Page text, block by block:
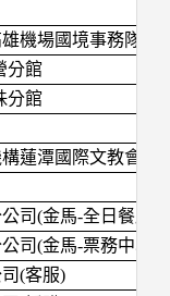
機場國境事務隊
分館
分館
蓮潭國際文教會館
司(金馬-全日餐廳)
司(金馬-票務中心)
(客服)